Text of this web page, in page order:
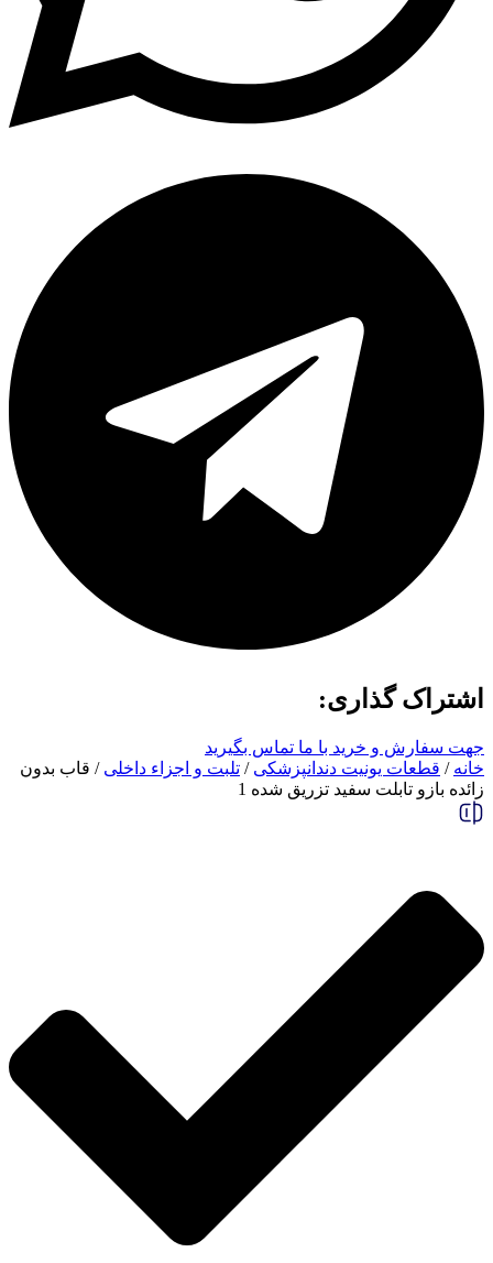
اشتراک گذاری:
جهت سفارش و خرید با ما تماس بگیرید
خانه / قطعات یونیت دندانپزشکی / تلبت و اجزاء داخلی / قاب بدون
زائده بازو تابلت سفید تزریق شده 1